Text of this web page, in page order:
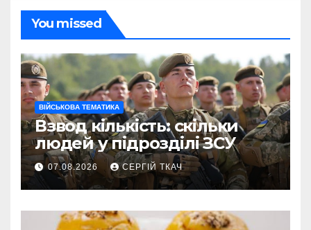
You missed
ВІЙСЬКОВА ТЕМАТИКА
Взвод кількість: скільки
людей у підрозділі ЗСУ
07.08.2026 СЕРГІЙ ТКАЧ